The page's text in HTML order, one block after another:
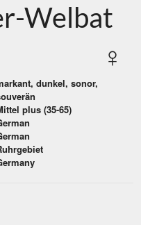
Welbat
♀
dunkel, sonor,
plus (35-65)